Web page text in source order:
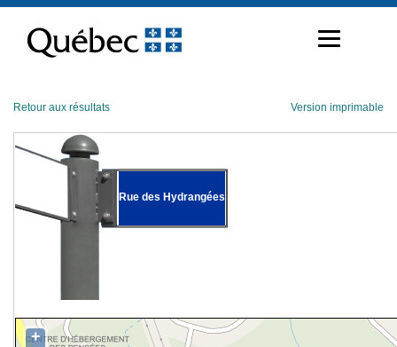
contenu
Retour aux résultats Version imprimable
Rue des Hydrangées
+